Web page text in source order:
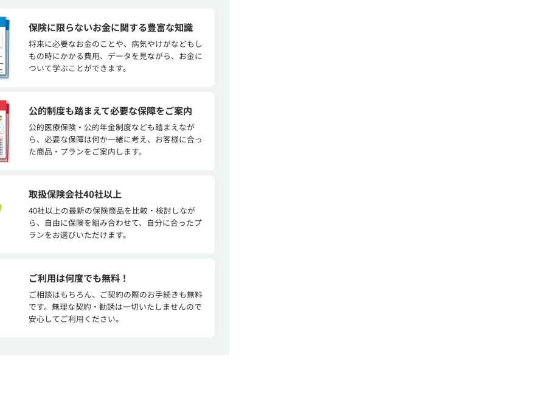
保険に限らないお金に関する豊富な知識
将来に必要なお金のことや、病気やけがなどもし
もの時にかかる費用、データを見ながら、お金に
ついて学ぶことができます。
公的制度も踏まえて必要な保障をご案内
公的医療保険・公的年金制度なども踏まえなが
ら、必要な保障は何か一緒に考え、お客様に合っ
た商品・プランをご案内します。
取扱保険会社40社以上
40社以上の最新の保険商品を比較・検討しなが
ら、自由に保険を組み合わせて、自分に合ったプ
ランをお選びいただけます。
ご利用は何度でも無料！
ご相談はもちろん、ご契約の際のお手続きも無料
です。無理な契約・勧誘は一切いたしませんので
安心してご利用ください。